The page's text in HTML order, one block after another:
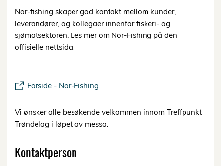
Nor-fishing skaper god kontakt mellom kunder,
leverandører, og kollegaer innenfor fiskeri- og
sjømatsektoren. Les mer om Nor-Fishing på den
offisielle nettsida:
Forside - Nor-Fishing
Vi ønsker alle besøkende velkommen innom Treffpunkt
Trøndelag i løpet av messa.
Kontaktperson